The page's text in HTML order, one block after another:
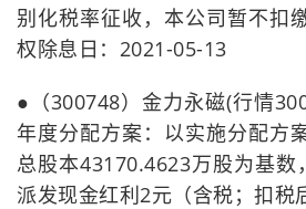
别化税率征收，本公司暂不扣
权除息日：2021-05-13
●（300748）金力永磁(行情
年度分配方案：以实施分配方
总股本43170.4623万股为基数
派发现金红利2元（含税；扣税